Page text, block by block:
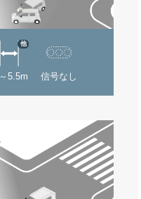
5.5m
他
信号なし